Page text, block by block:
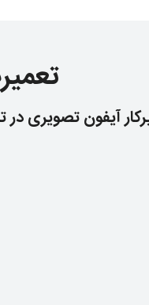
آیفون تصویری